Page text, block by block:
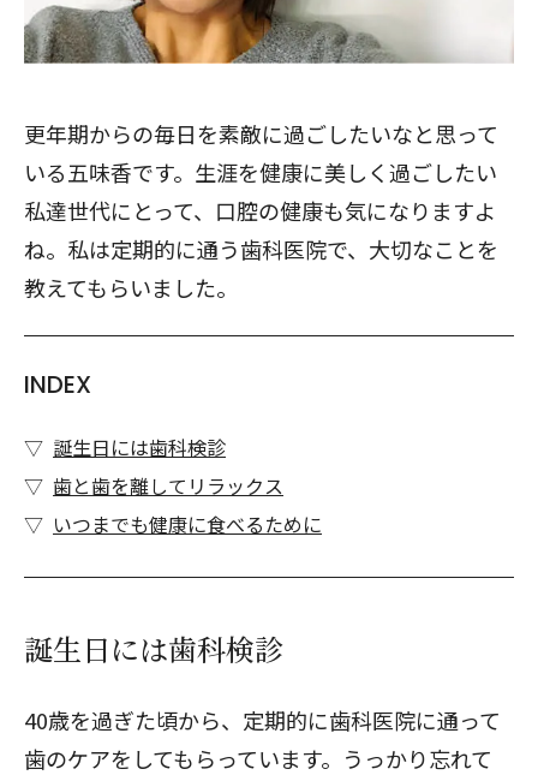
更年期からの毎日を素敵に過ごしたいなと思って
いる五味香です。生涯を健康に美しく過ごしたい
私達世代にとって、口腔の健康も気になりますよ
ね。私は定期的に通う歯科医院で、大切なことを
教えてもらいました。
INDEX
誕生日には歯科検診
歯と歯を離してリラックス
いつまでも健康に食べるために
誕生日には歯科検診
40歳を過ぎた頃から、定期的に歯科医院に通って
歯のケアをしてもらっています。うっかり忘れて